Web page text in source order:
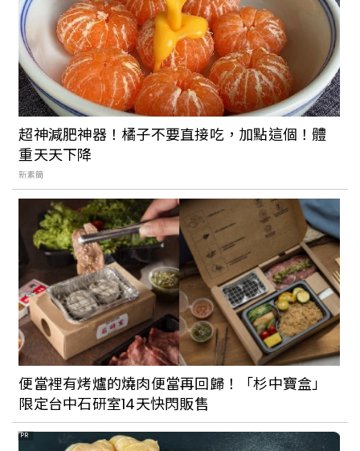
超神減肥神器！橘子不要直接吃，加點這個！體
重天天下降
新素簡
便當裡有烤爐的燒肉便當再回歸！「杉中寶盒」
限定台中石研室14天快閃販售
PR